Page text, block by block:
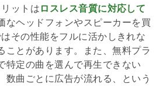
ットはロスレス音質に対応して
なヘッドフォンやスピーカーを買
その性能をフルに活かしきれな
ことがあります。また、無料プラ
特定の曲を選んで再生できない
数曲ごとに広告が流れる、という